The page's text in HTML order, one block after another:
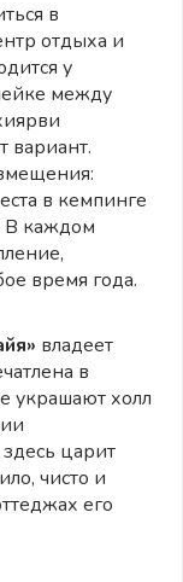
в
отдыха и
у
между
вариант.
в кемпинге
В каждом
время года.
владеет
в
украшают холл
царит
чисто и
его